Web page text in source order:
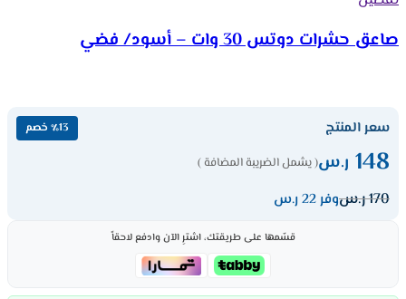
صاعق حشرات دوتس 30 وات – أسود/ فضي
سعر المنتج ٪13 خصم
148 ر.س( يشمل الضريبة المضافة )
170ر.سوفر 22 ر.س
قسّمها على طريقتك، اشترِ الآن وادفع لاحقاً